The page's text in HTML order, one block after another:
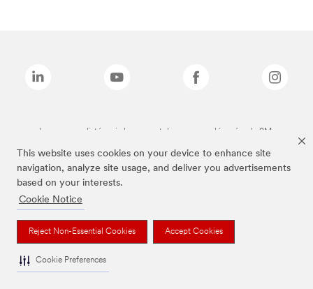
This website uses cookies on your device to enhance site
navigation, analyze site usage, and deliver you advertisements
based on your interests.
Cookie Notice
Reject Non-Essential Cookies Accept Cookies
Cookie Preferences
Les marques listées ci-dessus sont des marques déposées de 3M.